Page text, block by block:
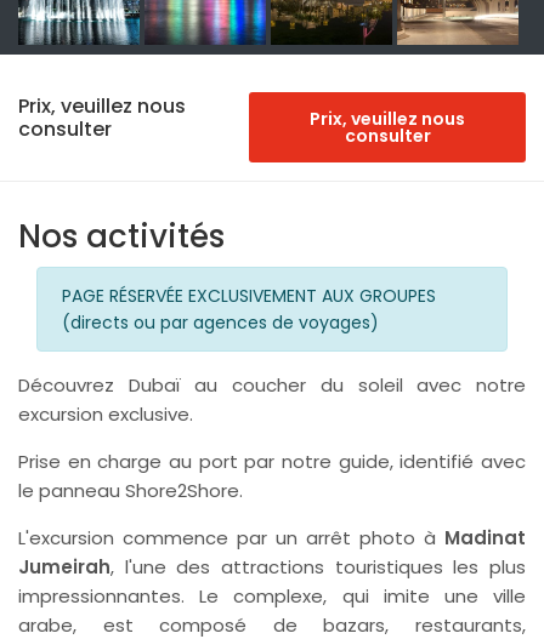
Prix, veuillez nous
consulter
Prix, veuillez nous
consulter
Nos activités
PAGE RÉSERVÉE EXCLUSIVEMENT AUX GROUPES
(directs ou par agences de voyages)
Découvrez Dubaï au coucher du soleil avec notre
excursion exclusive.
Prise en charge au port par notre guide, identifié avec
le panneau Shore2Shore.
L'excursion commence par un arrêt photo à Madinat
Jumeirah, l'une des attractions touristiques les plus
impressionnantes. Le complexe, qui imite une ville
arabe, est composé de bazars, restaurants,